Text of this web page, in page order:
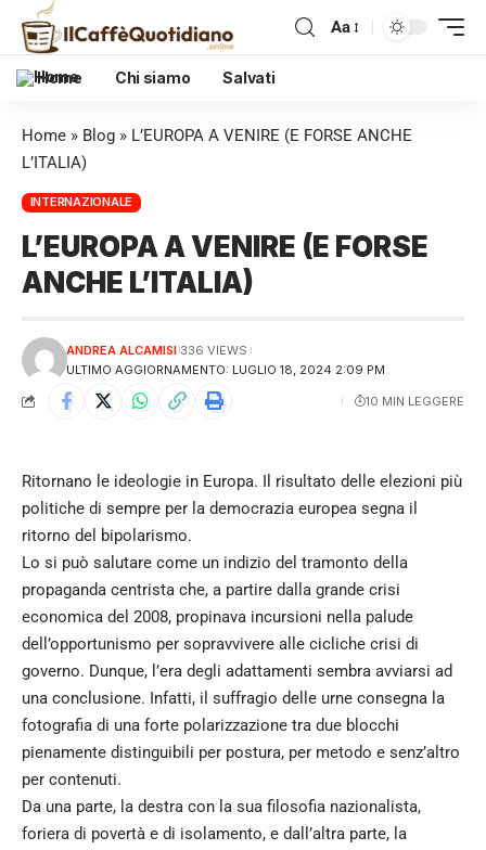
Aa
Home Chi siamo Salvati
Home » Blog » L’EUROPA A VENIRE (E FORSE ANCHE
L’ITALIA)
INTERNAZIONALE
L’EUROPA A VENIRE (E FORSE
ANCHE L’ITALIA)
ULTIMO AGGIORNAMENTO: LUGLIO 18, 2024 2:09 PM
ANDREA ALCAMISI 336 VIEWS
10 MIN LEGGERE
Ritornano le ideologie in Europa. Il risultato delle elezioni più
politiche di sempre per la democrazia europea segna il
ritorno del bipolarismo.
Lo si può salutare come un indizio del tramonto della
propaganda centrista che, a partire dalla grande crisi
economica del 2008, propinava incursioni nella palude
dell’opportunismo per sopravvivere alle cicliche crisi di
governo. Dunque, l’era degli adattamenti sembra avviarsi ad
una conclusione. Infatti, il suffragio delle urne consegna la
fotografia di una forte polarizzazione tra due blocchi
pienamente distinguibili per postura, per metodo e senz’altro
per contenuti.
Da una parte, la destra con la sua filosofia nazionalista,
foriera di povertà e di isolamento, e dall’altra parte, la